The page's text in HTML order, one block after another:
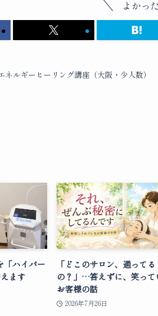
よかっ
ルギーヒーリング講座（大阪・少人数）
「ハイパー
ます
「どこのサロン、通ってる
の？」…答えずに、笑って
お客様の話
2026年7月26日